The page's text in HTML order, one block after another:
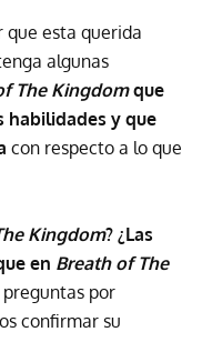
que esta querida
algunas
The Kingdomque
habilidades y que
con respecto a lo que
Kingdom? ¿Las
en Breath of The
preguntas por
confirmar su